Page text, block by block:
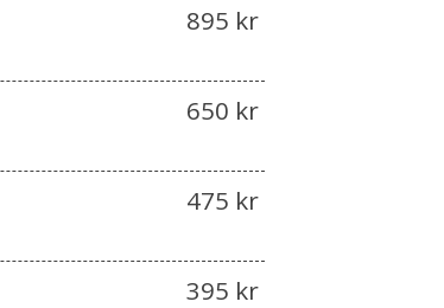
895 kr
650 kr
475 kr
395 kr